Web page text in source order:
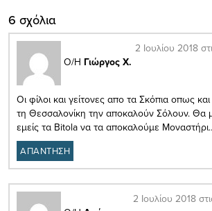
6 σχόλια
Ο/Η Γιώργος Χ.
2 Ιουλίου 2018
Οι φίλοι και γείτονες απο τα Σκόπια οπως
τη Θεσσαλονίκη την αποκαλούν Σόλουν. Θα
εμείς τα Bitola να τα αποκαλούμε
ΑΠΑΝΤΗΣΗ
2 Ιουλίου 2018